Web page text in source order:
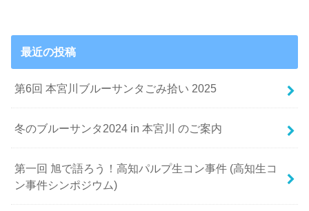
最近の投稿
第6回 本宮川ブルーサンタごみ拾い 2025
冬のブルーサンタ2024 in 本宮川 のご案内
第一回 旭で語ろう！高知パルプ生コン事件 (高知生コ
ン事件シンポジウム)